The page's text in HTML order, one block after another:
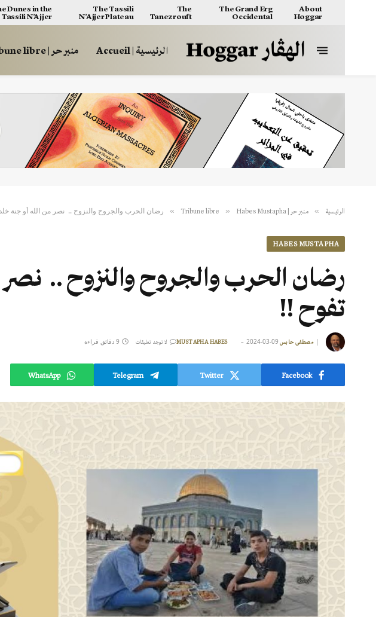
About
Hoggar
The Grand Erg
Occidental
The
Tanezrouft
The Tassili
N’Ajjer Plateau
Dunes in the
Tassili N’Ajjer
الرئيسية | Accueil منبر حر | Tribune libre
الرئيسية » منبر حر | Tribune libre » Habes Mustapha
» رضان الحرب والجروح والنزوح .. نصر من الله أو جنة
HABES MUSTAPHA
رضان الحرب والجروح والنزوح ..
تفوح !!
| مصطفى حابس MUSTAPHA HABES 2024-03-09 لا توجد تعليقات 9 دقائق قراءة
Facebook
Twitter
Telegram
WhatsApp